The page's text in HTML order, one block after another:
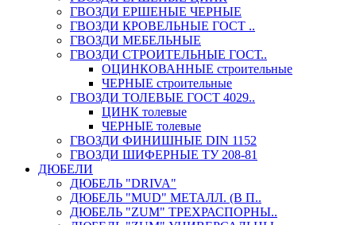
ГВОЗДИ ЕРШЕНЫЕ ЧЕРНЫЕ
ГВОЗДИ КРОВЕЛЬНЫЕ ГОСТ ..
ГВОЗДИ МЕБЕЛЬНЫЕ
ГВОЗДИ СТРОИТЕЛЬНЫЕ ГОСТ..
ОЦИНКОВАННЫЕ строительные
ЧЕРНЫЕ строительные
ГВОЗДИ ТОЛЕВЫЕ ГОСТ 4029..
ЦИНК толевые
ЧЕРНЫЕ толевые
ГВОЗДИ ФИНИШНЫЕ DIN 1152
ГВОЗДИ ШИФЕРНЫЕ ТУ 208-81
ДЮБЕЛИ
ДЮБЕЛЬ "DRIVA"
ДЮБЕЛЬ "MUD" МЕТАЛЛ. (В П..
ДЮБЕЛЬ "ZUM" ТРЕХРАСПОРНЫ..